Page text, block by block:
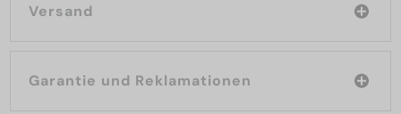
Versand
Garantie und Reklamationen